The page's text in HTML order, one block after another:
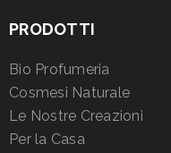
PRODOTTI
Bio Profumeria
Cosmesi Naturale
Le Nostre Creazioni
Per la Casa